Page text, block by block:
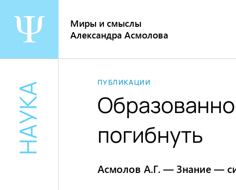
содержанию
Миры и смыслы
Александра Асмолова
НАУКА ПУБЛИКАЦИИ
погибнуть
Асмолов А.Г. — Знание —